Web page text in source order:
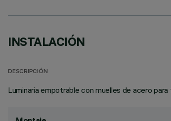
INSTALACIÓN
DESCRIPCIÓN
Luminaria empotrable con muelles de acero